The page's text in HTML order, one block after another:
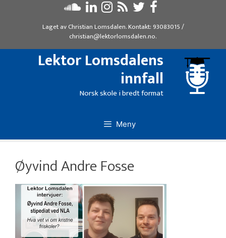
Laget avChristian Lomsdalen. Kontakt: 93083015/
christian@lektorlomsdalen.no.
Lektor Lomsdalens
innfall
Norsk skole i bredt format
Meny
Øyvind Andre Fosse